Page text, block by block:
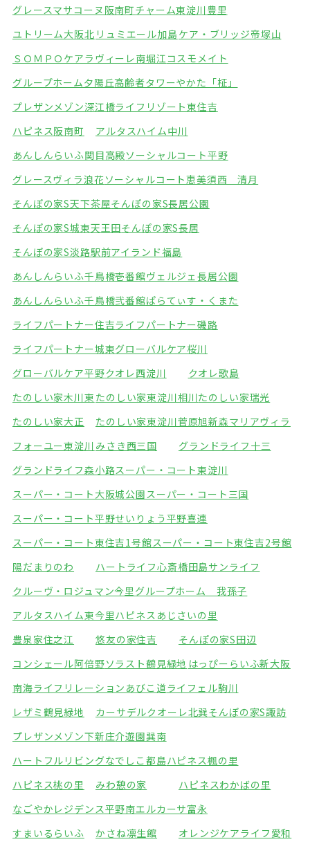
グレースマサコーヌ阪南町チャーム東淀川豊里
ユトリーム大阪北 リュミエール加島ケア・ブリッジ帝塚山
ＳＯＭＰＯケアラヴィーレ南堀江コスモメイト
グループホーム夕陽丘高齢者タワーやかた「柾」
プレザンメゾン深江橋ライフリゾート東住吉
ハピネス阪南町
アルタスハイム中川
あんしんらいふ関目高殿ソーシャルコート平野
グレースヴィラ浪花ソーシャルコート恵美須西 清月
そんぽの家S天下茶屋そんぽの家S長居公園
そんぽの家S城東天王田そんぽの家S長居
そんぽの家S淡路駅前アイランド福島
あんしんらいふ千鳥橋壱番館ヴェルジェ長居公園
あんしんらいふ千鳥橋弐番館ぱらてぃす・くまた
ライフパートナー住吉ライフパートナー磯路
ライフパートナー城東グローバルケア桜川
グローバルケア平野クオレ西淀川
クオレ歌島
たのしい家木川東 たのしい家東淀川相川たのしい家瑞光
たのしい家大正
たのしい家東淀川菅原旭新森マリアヴィラ
フォーユー東淀川 みさき西三国
グランドライフ十三
グランドライフ森小路スーパー・コート東淀川
スーパー・コート大阪城公園スーパー・コート三国
スーパー・コート平野せいりょう平野喜連
スーパー・コート東住吉1号館スーパー・コート東住吉2号館
陽だまりのわ
ハートライフ心斎橋田島サンライフ
クルーヴ・ロジュマン今里 グループホーム 我孫子
アルタスハイム東今里ハピネスあじさいの里
豊泉家住之江
悠友の家住吉
そんぽの家S田辺
コンシェール阿倍野ソラスト鶴見緑地 はっぴーらいふ新大阪
南海ライフリレーションあびこ道ライフェル駒川
レザミ鶴見緑地
カーサデルクオーレ北巽そんぽの家S諏訪
プレザンメゾン下新庄介遊園巽南
ハートフルリビングなでしこ都島ハピネス楓の里
ハピネス桃の里
みわ憩の家
ハピネスわかばの里
なごやかレジデンス平野南エルカーサ富永
すまいるらいふ
かさね凛生館
オレンジケアライフ愛和